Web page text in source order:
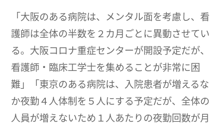
「大阪のある病院は、メンタル面を考慮し、看
護師は全体の半数を２カ月ごとに異動させてい
る。大阪コロナ重症センターが開設予定だが、
看護師・臨床工学士を集めることが非常に困
難」「東京のある病院は、入院患者が増えるな
か夜勤４人体制を５人にする予定だが、全体の
人員が増えないため１人あたりの夜勤回数が月